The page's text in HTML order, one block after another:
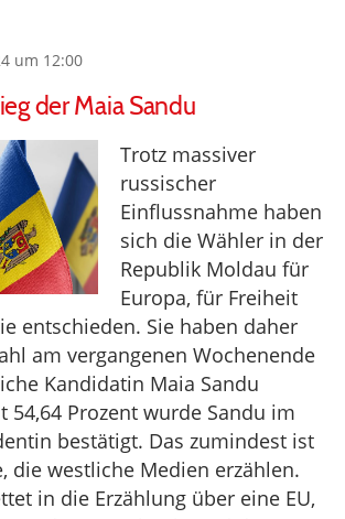
um 12:00
der Maia Sandu
Trotz massiver
russischer
Einflussnahme haben
sich die Wähler in der
Republik Moldau für
Europa, für Freiheit
entschieden. Sie haben daher
am vergangenen Wochenende
Kandidatin Maia Sandu
54,64 Prozent wurde Sandu im
bestätigt. Das zumindest ist
die westliche Medien erzählen.
in die Erzählung über eine EU,